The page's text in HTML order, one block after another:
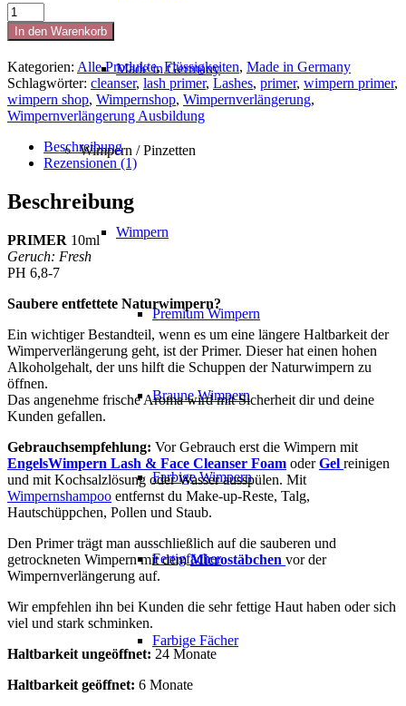
Made in Germany
Wimpern / Pinzetten
Wimpern
Premium Wimpern
Braune Wimpern
Farbige Wimpern
Fertigfächer
Farbige Fächer
Primer/
Fresh
10ml
Menge
In den Warenkorb
Kategorien: Alle Produkte,Flüssigkeiten, Made in Germany
Schlagwörter: cleanser, lash primer, Lashes, primer, wimpern primer,
wimpern shop, Wimpernshop, Wimpernverlängerung,
Wimpernverlängerung Ausbildung
Beschreibung
Rezensionen (1)
Beschreibung
PRIMER 10ml
Geruch: Fresh
PH 6,8-7
Saubere entfettete Naturwimpern?
Ein wichtiger Bestandteil, wenn es um eine längere Haltbarkeit der
Wimperverlängerung geht, ist der Primer. Dieser hat einen hohen
Alkoholgehalt, der uns hilft die Schuppen der Naturwimpern zu
öffnen.
Das angenehme frische Aroma wird mit Sicherheit dir und deine
Kunden gefallen.
Gebrauchsempfehlung: Vor Gebrauch erst die Wimpern mit
EngelsWimpern Lash & Face Cleanser Foam oderGel reinigen
und mit Kochsalzlösung oder Wasser ausspülen. Mit
Wimpernshampoo entfernst du Make-up-Reste, Talg,
Hautschüppchen, Pollen und Staub.
Den Primer trägt man ausschließlich auf die sauberen und
getrockneten Wimpern mit demMicrostäbchen vor der
Wimpernverlängerung auf.
Wir empfehlen ihn bei Kunden die sehr fettige Haut haben oder sich
viel und stark schminken.
Haltbarkeit ungeöffnet: 24 Monate
Haltbarkeit geöffnet: 6 Monate